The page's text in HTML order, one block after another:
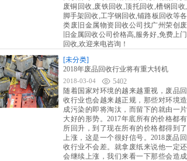
废铜回收,废铁回收,顶托回收,槽钢回收,
脚手架回收,工字钢回收,铺路板回收等各
类废旧金属物资回收公司找广州荣创废
旧金属回收公司价格高,服务好,免费上门
回收,欢迎来电咨询！
[未分类]
2018年废品回收行业将有重大转机
2018-03-04
5402
随着国家对环境的越来越重视，废品回
收行业也会越来越正规，那些对环境造
成污染的即将淘汰，而留下的就由一片
大好的形势。2017年底所有的价格都有
所回升，到了现在所有的价格都得到了
上涨，这是一个很好信号。2018废品回
收行业不会差。就拿废纸来说他一定还
会继续上涨，我们来看一下那些会造成